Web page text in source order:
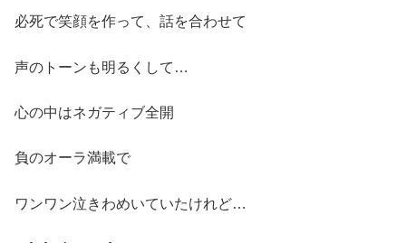
必死で笑顔を作って、話を合わせて
声のトーンも明るくして…
心の中はネガティブ全開
負のオーラ満載で
ワンワン泣きわめいていたけれど…